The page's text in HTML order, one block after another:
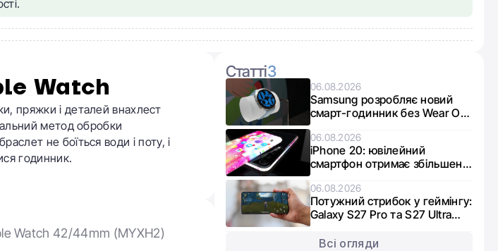
Watch
пряжки і деталей внахлест
метод обробки
не боїться води і поту, і
годинник.
Watch 42/44mm (MYXH2)
Статті3
06.08.2026
Samsung розробляє новий
смарт-годинник без Wear OS:
що відомо про Galaxy Aero
06.08.2026
iPhone 20: ювілейний
смартфон отримає збільшені
дисплеї
06.08.2026
Потужний стрибок у геймінгу:
Galaxy S27 Pro та S27 Ultra
отримають графіку нового
покоління
Всі огляди